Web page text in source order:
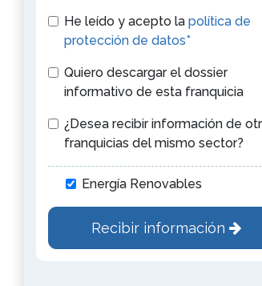
He leído y acepto la política de
protección de datos*
Quiero descargar el dossier
informativo de esta franquicia
¿Desea recibir información de
franquicias del mismo sector?
Energía Renovables
Recibir información